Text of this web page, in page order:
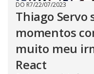
DO R7/22/07/2023
Thiago Servo
momentos
muito meu
React